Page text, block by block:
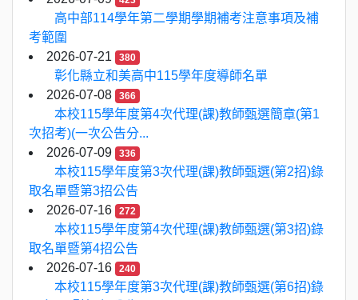
高中部114學年第二學期學期補考注意事項及補
考範圍
2026-07-21
380
彰化縣立和美高中115學年度導師名單
2026-07-08
366
本校115學年度第4次代理(課)教師甄選簡章(第1
次招考)(一次公告分...
2026-07-09
336
本校115學年度第3次代理(課)教師甄選(第2招)錄
取名單暨第3招公告
2026-07-16
272
本校115學年度第4次代理(課)教師甄選(第3招)錄
取名單暨第4招公告
2026-07-16
240
本校115學年度第3次代理(課)教師甄選(第6招)錄